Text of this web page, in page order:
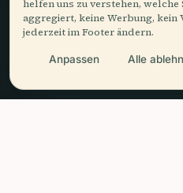
Über uns
Redaktioneller Prozess
Mission
helfen uns zu verstehen,
aggregiert, keine Werbung, kein
jederzeit im Footer ändern.
Anpassen Alle